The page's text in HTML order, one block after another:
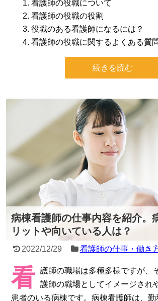
看護師の役職について
看護師の役職の役割
役職のある看護師になるには？
看護師の役職に関するよくある質
続きを読む
病棟看護師の仕事内容を紹介。
リットや向いている人は？
2022/12/29 看護師の仕事・働き
看 護師の職場は多種多様ですが、
護師の職場としてイメージされ
患者のいる病棟です。病棟看護師は、勤